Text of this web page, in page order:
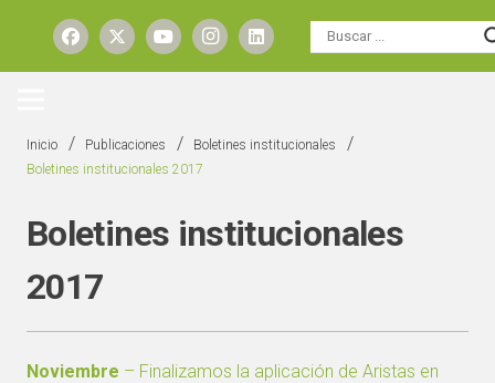
Inicio / Publicaciones / Boletines institucionales /
Boletines institucionales 2017
Boletines institucionales
2017
Noviembre – Finalizamos la aplicación de Aristas en